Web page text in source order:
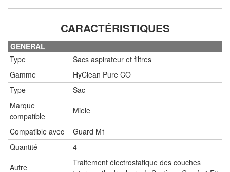
CARACTÉRISTIQUES
GENERAL
Type
Sacs aspirateur et filtres
Gamme
HyClean Pure CO
Type
Sac
Marque
compatible
Miele
Compatible avec
Guard M1
Quantité
4
Autre
Traitement électrostatique des couches